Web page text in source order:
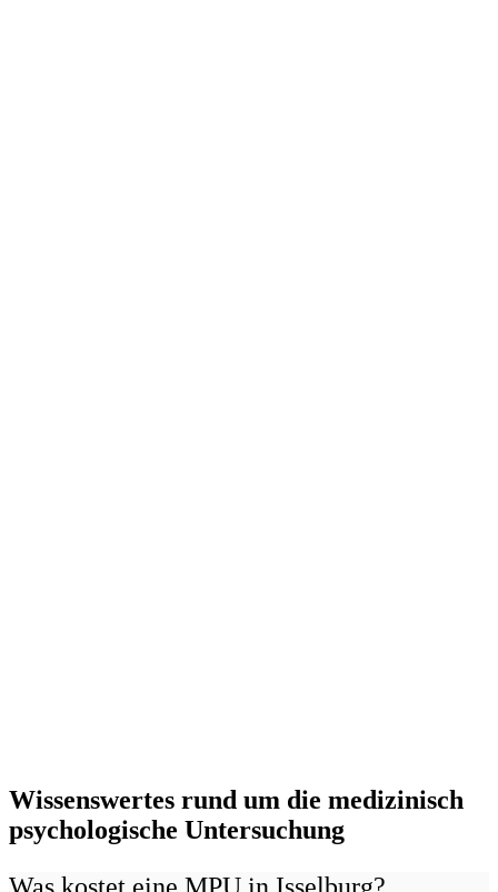
Wissenswertes rund um die medizinisch
psychologische Untersuchung